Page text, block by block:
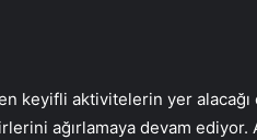
keyifli aktivitelerin yer
ağırlamaya devam